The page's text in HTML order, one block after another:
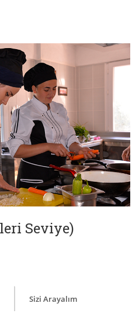
Seviye)
Sizi Arayalım